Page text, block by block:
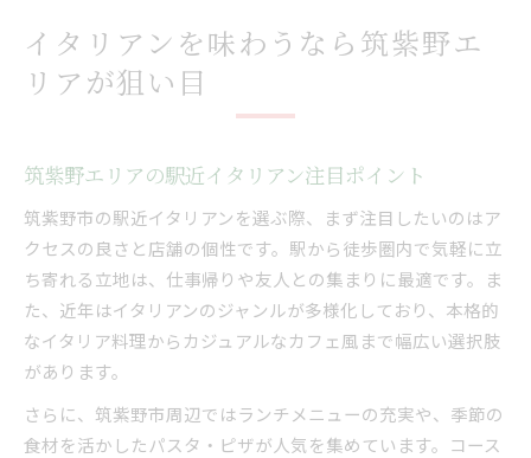
イタリアンを味わうなら筑紫野エ
リアが狙い目
筑紫野エリアの駅近イタリアン注目ポイント
筑紫野市の駅近イタリアンを選ぶ際、まず注目したいのはア
クセスの良さと店舗の個性です。駅から徒歩圏内で気軽に立
ち寄れる立地は、仕事帰りや友人との集まりに最適です。ま
た、近年はイタリアンのジャンルが多様化しており、本格的
なイタリア料理からカジュアルなカフェ風まで幅広い選択肢
があります。
さらに、筑紫野市周辺ではランチメニューの充実や、季節の
食材を活かしたパスタ・ピザが人気を集めています。コース